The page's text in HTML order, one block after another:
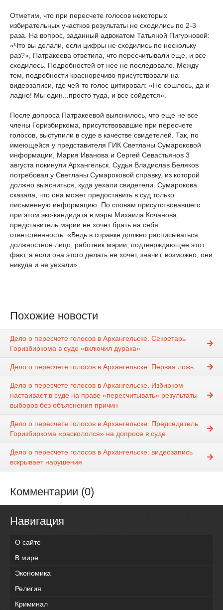
Отметим, что при пересчете голосов некоторых
избирательных участков результаты не сходились по 2-3
раза. На вопрос, заданный адвокатом Татьяной Пигурновой:
«Что вы делали, если цифры не сходились по нескольку
раз?», Патракеева ответила, что пересчитывали еще, и все
сходилось. Подробностей от нее не последовало. Между
тем, подробности красноречиво присутствовали на
видеозаписи, где чей-то голос цитировал: «Не сошлось, да и
ладно! Мы один...просто туда, и все сойдется».
После допроса Патракеевой выяснилось, что еще не все
члены Горизбиркома, присутствовавшие при пересчете
голосов, выступили в суде в качестве свидетелей. Так, по
имеющейся у представителя ГИК Светланы Сумароковой
информации, Мария Иванова и Сергей Севастьянов 3
августа покинули Архангельск. Судья Владислав Беляков
потребовал у Светланы Сумароковой справку, из которой
должно выясниться, куда уехали свидетели. Сумарокова
сказала, что она может предоставить в суд только
письменную информацию. По словам присутствовавшего
при этом экс-кандидата в мэры Михаила Кочанова,
представитель мэрии не хочет брать на себя
ответственность: «Ведь в справке должно расписываться
должностное лицо, работник мэрии, подтверждающее этот
факт, а если она этого делать не хочет, значит, возможно, они
никуда и не уехали».
Похожие новости
Дело о пересчете голосов в Архангельске. Секретарь
Горизбиркома в суде «включил дурака»
Дело о пересчете голосов в Архангельске: Первая ложь
Дело о пересчете голосов в Архангельске. Избирком
настаивает в суде на праве «пересчитывать» результаты
выборов без объяснения причин
Дело о пересчете голосов в Архангельске. Председатель
Горизбиркома «раскололся» на допросе в суде
Дело о пересчете голосов в Архангельске: видеозапись
вскрывает нарушения
Комментарии (0)
Навигация
О сайте
В мире
Экономика
Религия
Криминал